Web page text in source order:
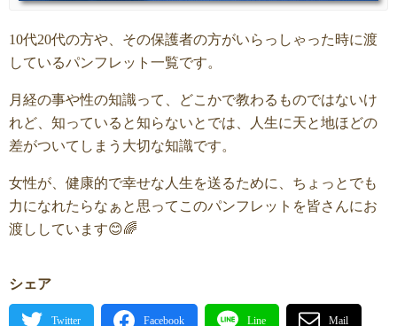
10代20代の方や、その保護者の方がいらっしゃった時に渡
しているパンフレット一覧です。
月経の事や性の知識って、どこかで教わるものではないけ
れど、知っていると知らないとでは、人生に天と地ほどの
差がついてしまう大切な知識です。
女性が、健康的で幸せな人生を送るために、ちょっとでも
力になれたらなぁと思ってこのパンフレットを皆さんにお
渡ししています😊🌈
シェア